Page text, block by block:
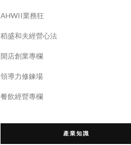
AHWII業務狂
稻盛和夫經營心法
開店創業專欄
領導力修鍊場
餐飲經營專欄
產業知識